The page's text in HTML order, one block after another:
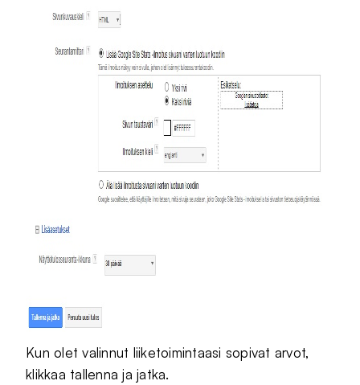
Kun olet valinnut liiketoimintaasi sopivat arvot,
klikkaa tallenna ja jatka.